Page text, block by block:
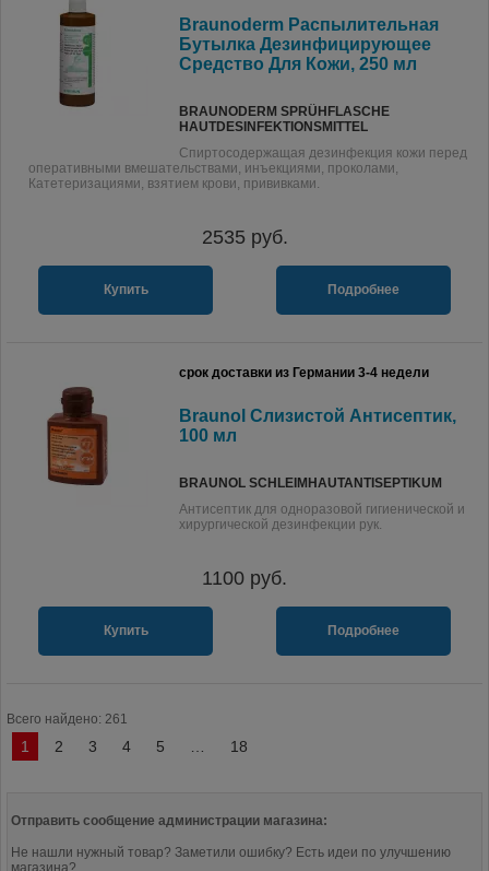
Braunoderm Распылительная
Бутылка Дезинфицирующее
Средство Для Кожи, 250 мл
BRAUNODERM SPRÜHFLASCHE
HAUTDESINFEKTIONSMITTEL
Спиртосодержащая дезинфекция кожи перед
оперативными вмешательствами, инъекциями, проколами,
Катетеризациями, взятием крови, прививками.
2535 руб.
Купить Подробнее
срок доставки из Германии 3-4 недели
Braunol Слизистой Антисептик,
100 мл
BRAUNOL SCHLEIMHAUTANTISEPTIKUM
Антисептик для одноразовой гигиенической и
хирургической дезинфекции рук.
1100 руб.
Купить Подробнее
Всего найдено: 261
1 2 3 4 5 18
Отправить сообщение администрации магазина:
Не нашли нужный товар? Заметили ошибку? Есть идеи по улучшению
магазина?